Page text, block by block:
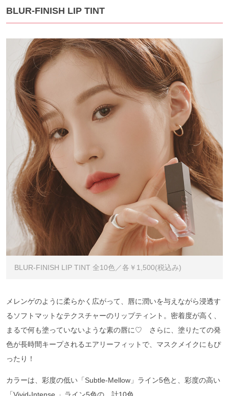
BLUR-FINISH LIP TINT
BLUR-FINISH LIP TINT 全10色／各￥1,500(税込み)
メレンゲのように柔らかく広がって、唇に潤いを与えながら浸透す
るソフトマットなテクスチャーのリップティント。密着度が高く、
まるで何も塗っていないような素の唇に♡ さらに、塗りたての発
色が長時間キープされるエアリーフィットで、マスクメイクにもぴ
ったり！
カラーは、彩度の低い「Subtle-Mellow」ライン5色と、彩度の高い
「Vivid-Intense 」ライン5色の、計10色。